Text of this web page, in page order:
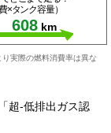
×タンク容量）
608 km
実際の燃料消費率は異な
超-低排出ガス認